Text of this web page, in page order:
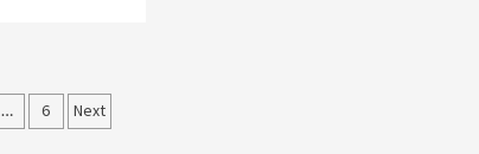
… 6 Next